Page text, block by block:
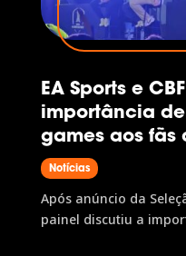
EA Sports e
importância
games aos fãs
Notícias
Após anúncio da
painel discutiu a